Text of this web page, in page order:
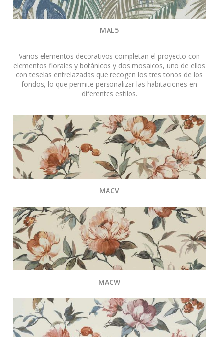
MAL5
Varios elementos decorativos completan el proyecto con
elementos florales y botánicos y dos mosaicos, uno de ellos
con teselas entrelazadas que recogen los tres tonos de los
fondos, lo que permite personalizar las habitaciones en
diferentes estilos.
MACV
MACW